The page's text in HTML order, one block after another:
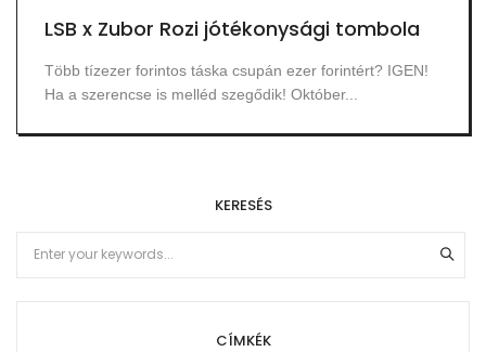
LSB x Zubor Rozi jótékonysági tombola
Több tízezer forintos táska csupán ezer forintért? IGEN!
Ha a szerencse is melléd szegődik! Október...
KERESÉS
CÍMKÉK